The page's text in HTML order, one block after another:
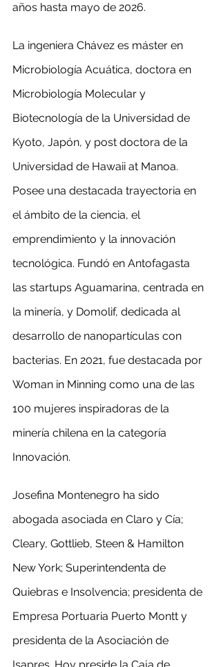
años hasta mayo de 2026.
La ingeniera Chávez es máster en
Microbiología Acuática, doctora en
Microbiología Molecular y
Biotecnología de la Universidad de
Kyoto, Japón, y post doctora de la
Universidad de Hawaii at Manoa.
Posee una destacada trayectoria en
el ámbito de la ciencia, el
emprendimiento y la innovación
tecnológica. Fundó en Antofagasta
las startups Aguamarina, centrada en
la minería, y Domolif, dedicada al
desarrollo de nanopartículas con
bacterias. En 2021, fue destacada por
Woman in Minning como una de las
100 mujeres inspiradoras de la
minería chilena en la categoría
Innovación.
Josefina Montenegro ha sido
abogada asociada en Claro y Cía;
Cleary, Gottlieb, Steen & Hamilton
New York; Superintendenta de
Quiebras e Insolvencia; presidenta de
Empresa Portuaria Puerto Montt y
presidenta de la Asociación de